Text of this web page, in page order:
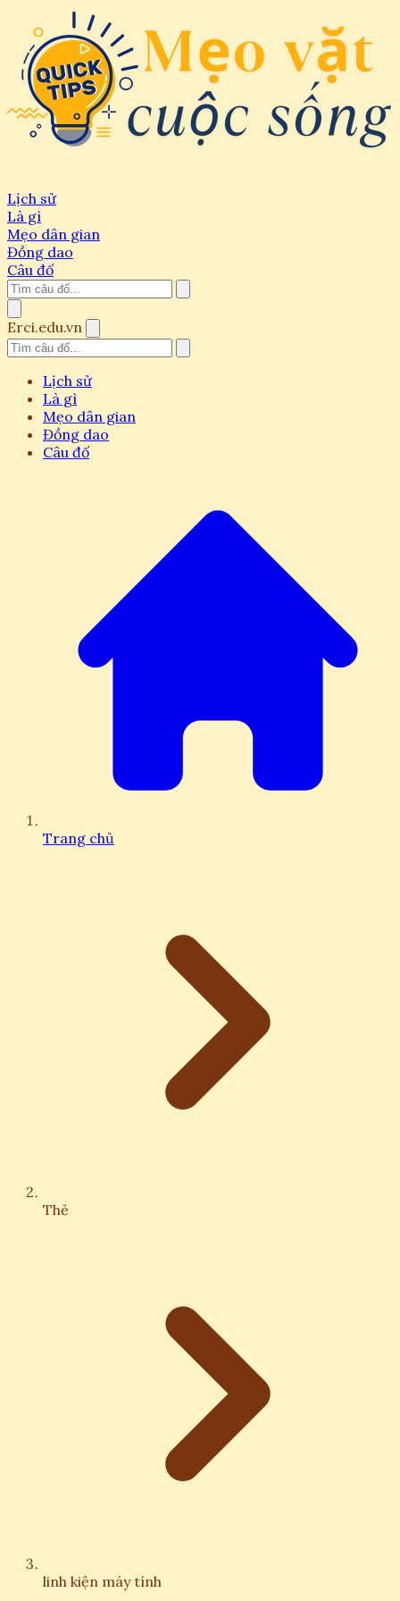
Lịch sử
Là gì
Mẹo dân gian
Đồng dao
Câu đố
Erci.edu.vn
Lịch sử
Là gì
Mẹo dân gian
Đồng dao
Câu đố
Trang chủ
Thẻ
linh kiện máy tính